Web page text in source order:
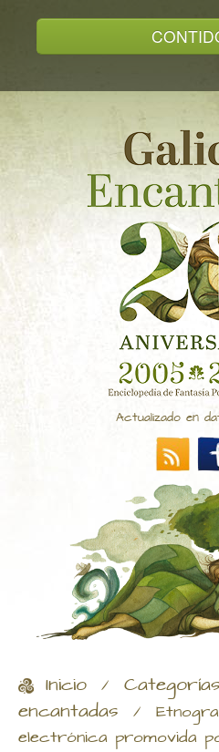
GALICIA
Actualizado en
Inicio / Categorías
encantadas /
electrónica promovida